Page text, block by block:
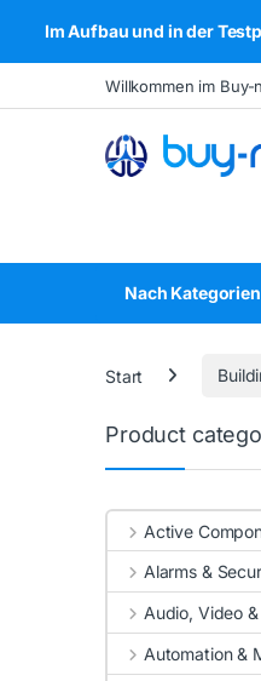
Im Aufbau und in der
Skip to navigation
Skip to contentWillkommen im
Nach
Start
Product
Active
Alarms &
Audio, Video
Automation &